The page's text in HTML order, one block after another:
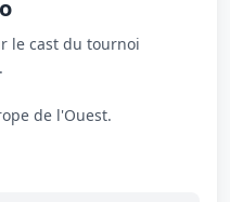
le cast du tournoi
de l'Ouest.